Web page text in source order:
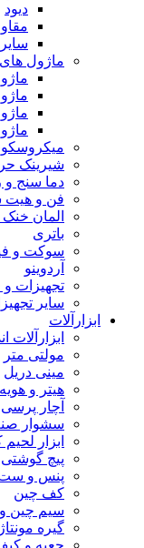
دیود
ماژول
شیرینک
دما سنج
فن و هیت
المان خنک
باتری
سوکت و
آردوینو
تجهیزات و
سایر
ابزارآلات
ابزارآلات
مولتی متر
مینی دریل
هیتر و هویه
آچار پرسی
سشوار
ابزار
پیچ گوشتی
پنس و ست
کف چین
سیم چین
گیره
جعبه و کیف